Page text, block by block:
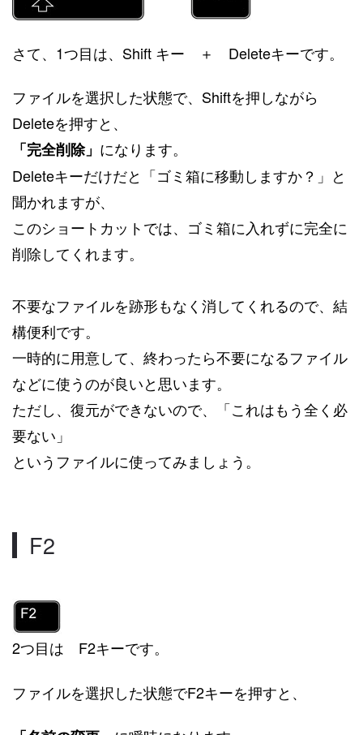
さて、1つ目は、Shift キー ＋ Deleteキーです。
ファイルを選択した状態で、Shiftを押しながら
Deleteを押すと、
「完全削除」 になります。
Deleteキーだけだと「ゴミ箱に移動しますか？」と
聞かれますが、
このショートカットでは、ゴミ箱に入れずに完全に
削除してくれます。
不要なファイルを跡形もなく消してくれるので、結
構便利です。
一時的に用意して、終わったら不要になるファイル
などに使うのが良いと思います。
ただし、復元ができないので、「これはもう全く必
要ない」
というファイルに使ってみましょう。
F2
2つ目は F2キーです。
ファイルを選択した状態でF2キーを押すと、